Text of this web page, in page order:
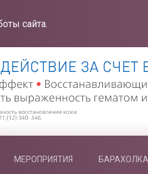
сайта.
МЕРОПРИЯТИЯ БАРАХОЛКА